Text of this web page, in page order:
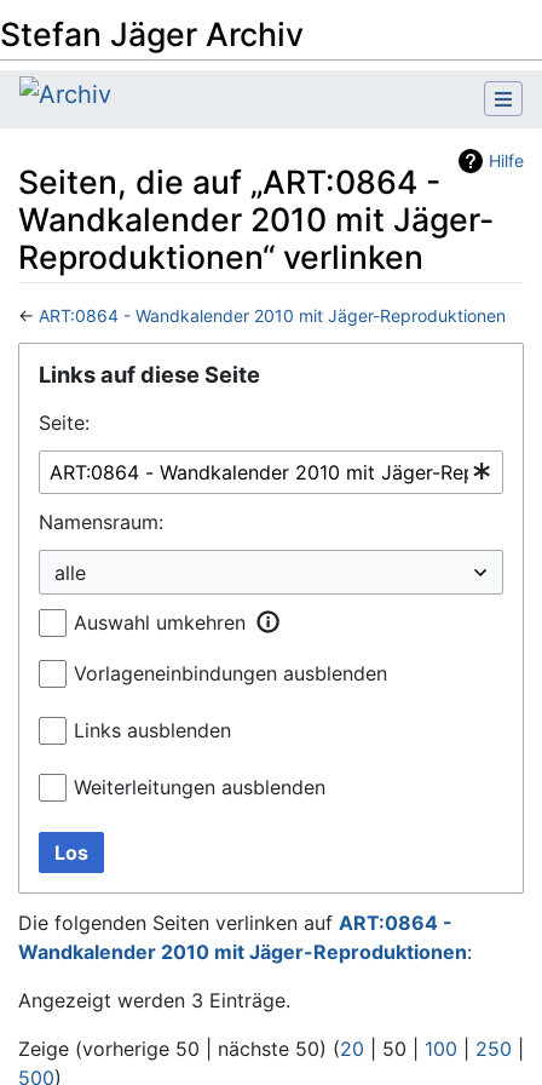
Stefan Jäger Archiv
Hilfe
Seiten, die auf „ART:0864 -
Wandkalender 2010 mit Jäger-
Reproduktionen“ verlinken
← ART:0864 - Wandkalender 2010 mit Jäger-Reproduktionen
Wechseln zu:Navigation,Suche
Links auf diese Seite
Seite:
Namensraum:
Auswahl umkehren
Vorlageneinbindungen ausblenden
Links ausblenden
Weiterleitungen ausblenden
Los
Die folgenden Seiten verlinken auf ART:0864 -
Wandkalender 2010 mit Jäger-Reproduktionen:
Angezeigt werden 3 Einträge.
Zeige (vorherige 50 nächste 50) (20 50 100 250
500)